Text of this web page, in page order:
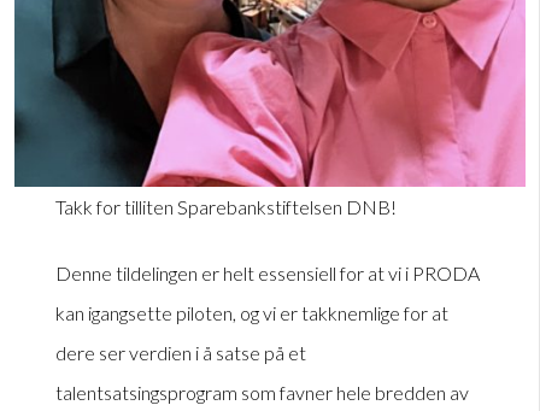
Takk for tilliten Sparebankstiftelsen DNB!
Denne tildelingen er helt essensiell for at vi i PRODA
kan igangsette piloten, og vi er takknemlige for at
dere ser verdien i å satse på et
talentsatsingsprogram som favner hele bredden av